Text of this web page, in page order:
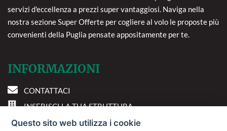
servizi d'eccellenza a prezzi super vantaggiosi. Naviga nella
nostra sezione Super Offerte per cogliere al volo le proposte più
convenienti della Puglia pensate appositamente per te.
INFORMAZIONI
CONTATTACI
INSERISCI LA TUA STRUTTURA
PREFERENZE COOKIE
Questo sito web utilizza i cookie